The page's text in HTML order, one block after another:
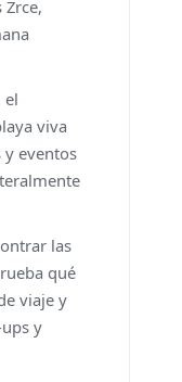
el
viva
y eventos
las
qué
viaje y
y